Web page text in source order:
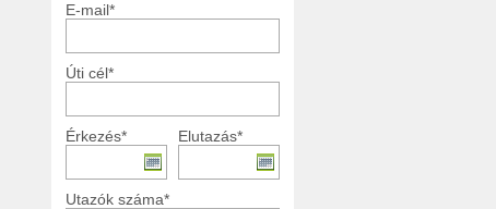
E-mail*
Úti cél*
Érkezés* Elutazás*
Utazók száma*